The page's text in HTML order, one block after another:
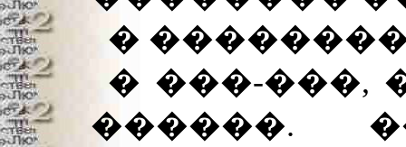
�
� ���-���,
������.